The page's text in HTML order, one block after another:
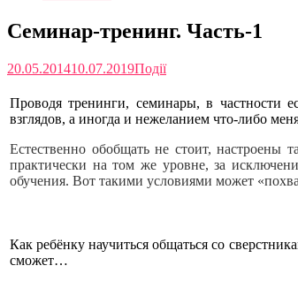
Семинар-тренинг. Часть-1
20.05.201410.07.2019Події
Проводя тренинги, семинары, в частности
взглядов, а иногда и нежеланием что-либо
Естественно обобщать не стоит, настроены
практически на том же уровне, за
обучения. Вот такими условиями может
Как ребёнку научиться общаться со
сможет…